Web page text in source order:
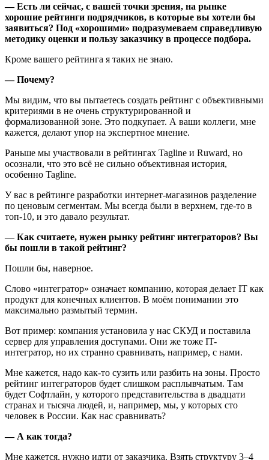
— Есть ли сейчас, с вашей точки зрения, на рынке
хорошие рейтинги подрядчиков, в которые вы хотели бы
заявиться? Под «хорошими» подразумеваем справедливую
методику оценки и пользу заказчику в процессе подбора.
Кроме вашего рейтинга я таких не знаю.
— Почему?
Мы видим, что вы пытаетесь создать рейтинг с объективными
критериями в не очень структурированной и
формализованной зоне. Это подкупает. А ваши коллеги, мне
кажется, делают упор на экспертное мнение.
Раньше мы участвовали в рейтингах Tagline и Ruward, но
осознали, что это всё не сильно объективная история,
особенно Tagline.
У вас в рейтинге разработки интернет-магазинов разделение
по ценовым сегментам. Мы всегда были в верхнем, где-то в
топ-10, и это давало результат.
— Как считаете, нужен рынку рейтинг интеграторов? Вы
бы пошли в такой рейтинг?
Пошли бы, наверное.
Слово «интегратор» означает компанию, которая делает IT как
продукт для конечных клиентов. В моём понимании это
максимально размытый термин.
Вот пример: компания установила у нас СКУД и поставила
сервер для управления доступами. Они же тоже IT-
интегратор, но их странно сравнивать, например, с нами.
Мне кажется, надо как-то сузить или разбить на зоны. Просто
рейтинг интеграторов будет слишком расплывчатым. Там
будет Софтлайн, у которого представительства в двадцати
странах и тысяча людей, и, например, мы, у которых сто
человек в России. Как нас сравнивать?
— А как тогда?
Мне кажется, нужно идти от заказчика. Взять структуру 3–4